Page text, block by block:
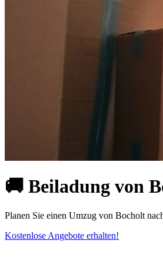
🚚 Beiladung von
Planen Sie einen Umzug von Bocholt
Kostenlose Angebote erhalten!